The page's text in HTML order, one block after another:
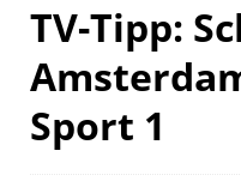
TV-Tipp:
Sport 1